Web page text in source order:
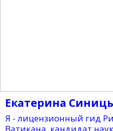
Екатерина
Я - лицензионный гид